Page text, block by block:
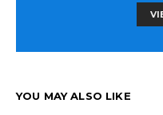
YOU MAY ALSO LIKE